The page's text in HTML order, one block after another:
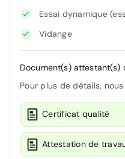
Essai dynamique
Vidange
Document(s) attestant(s)
Pour plus de détails,
Certificat qualité
Attestation de